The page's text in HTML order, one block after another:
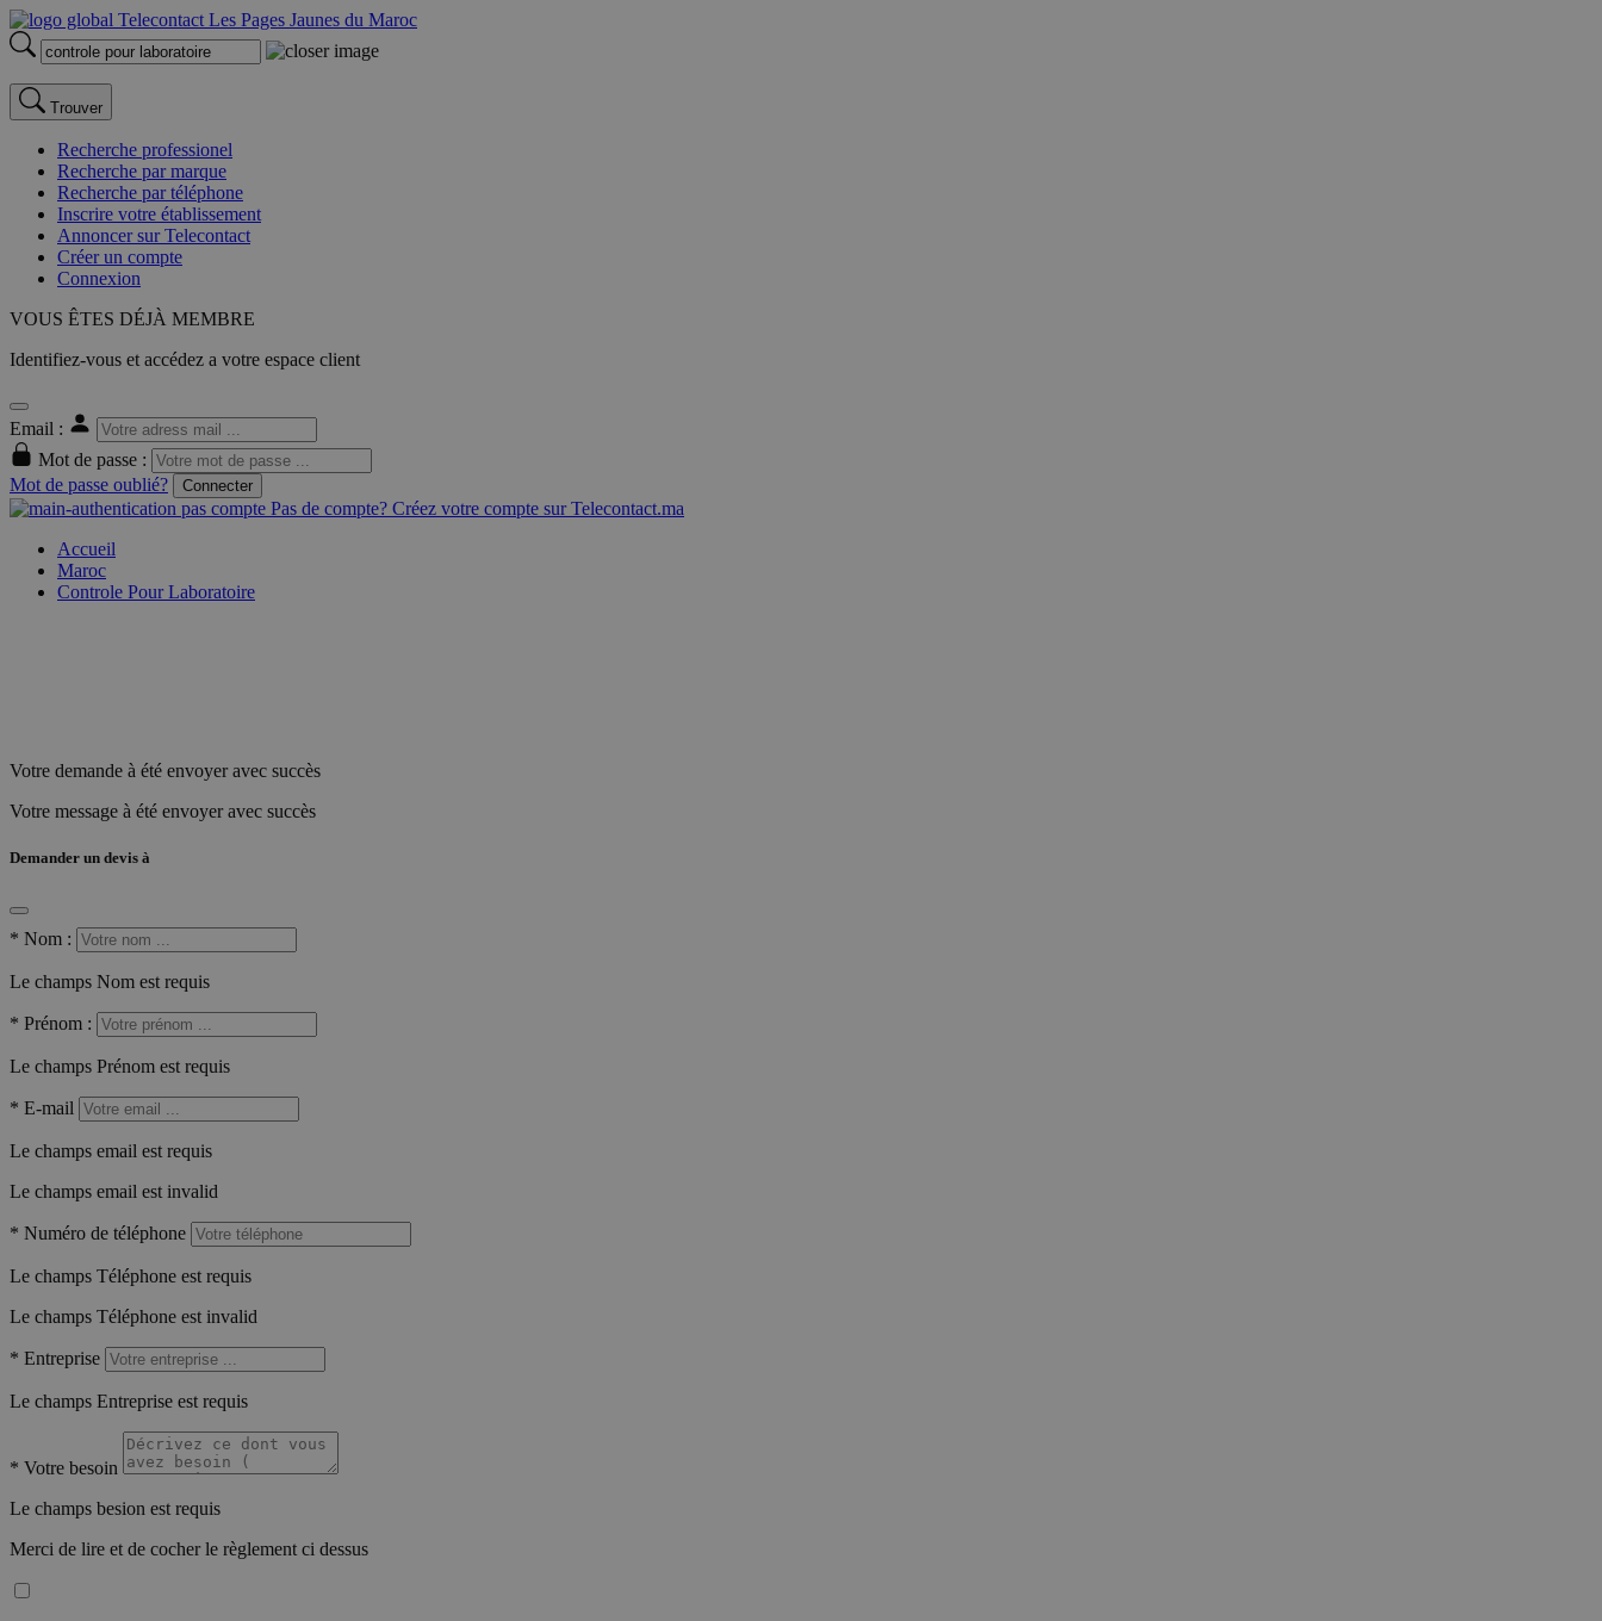
Trouver
Recherche professionel
Recherche par marque
Recherche par téléphone
Inscrire votre établissement
Annoncer sur Telecontact
Créer un compte
Connexion
VOUS ÊTES DÉJÀ MEMBRE
Identifiez-vous et accédez a votre espace client
Email :
Mot de passe :
Mot de passe oublié?
Connecter
Pas de compte? Créez votre compte sur Telecontact.ma
Accueil
Maroc
Controle Pour Laboratoire
Votre demande à été envoyer avec succès
Votre message à été envoyer avec succès
Demander un devis à
* Nom :
Le champs Nom est requis
* Prénom :
Le champs Prénom est requis
* E-mail
Le champs email est requis
Le champs email est invalid
* Numéro de téléphone
Le champs Téléphone est requis
Le champs Téléphone est invalid
* Entreprise
Le champs Entreprise est requis
* Votre besoin
Le champs besion est requis
Merci de lire et de cocher le règlement ci dessus